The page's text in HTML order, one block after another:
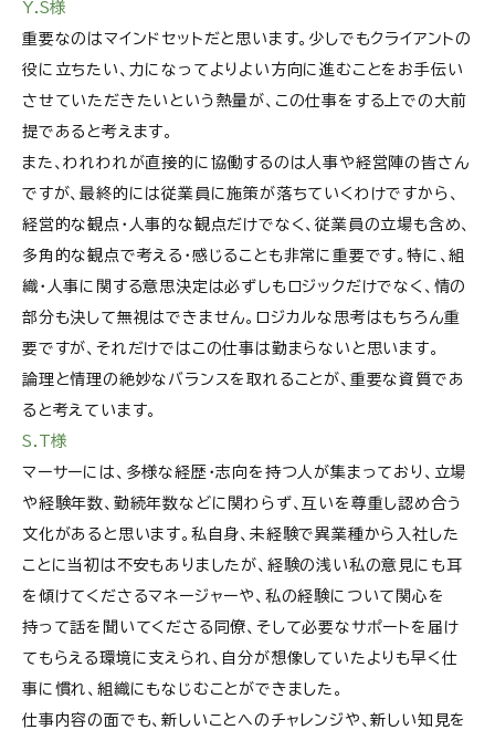
Y.S様
重要なのはマインドセットだと思います。少しでもクライアントの
役に立ちたい、力になってよりよい方向に進むことをお手伝い
させていただきたいという熱量が、この仕事をする上での大前
提であると考えます。
また、われわれが直接的に協働するのは人事や経営陣の皆さん
ですが、最終的には従業員に施策が落ちていくわけですから、
経営的な観点・人事的な観点だけでなく、従業員の立場も含め、
多角的な観点で考える・感じることも非常に重要です。特に、組
織・人事に関する意思決定は必ずしもロジックだけでなく、情の
部分も決して無視はできません。ロジカルな思考はもちろん重
要ですが、それだけではこの仕事は勤まらないと思います。
論理と情理の絶妙なバランスを取れることが、重要な資質であ
ると考えています。
S.T様
マーサーには、多様な経歴・志向を持つ人が集まっており、立場
や経験年数、勤続年数などに関わらず、互いを尊重し認め合う
文化があると思います。私自身、未経験で異業種から入社した
ことに当初は不安もありましたが、経験の浅い私の意見にも耳
を傾けてくださるマネージャーや、私の経験について関心を
持って話を聞いてくださる同僚、そして必要なサポートを届け
てもらえる環境に支えられ、自分が想像していたよりも早く仕
事に慣れ、組織にもなじむことができました。
仕事内容の面でも、新しいことへのチャレンジや、新しい知見を